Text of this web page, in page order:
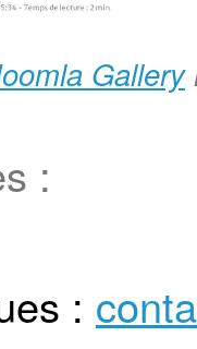
Gallery
:
: